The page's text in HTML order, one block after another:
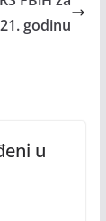
godinu
u